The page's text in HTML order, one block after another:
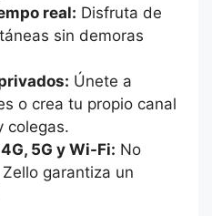
real: Disfruta de
sin demoras
Únete a
o crea tu propio canal
colegas.
5G y Wi-Fi: No
garantiza un